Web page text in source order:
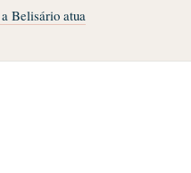
Belisário atua